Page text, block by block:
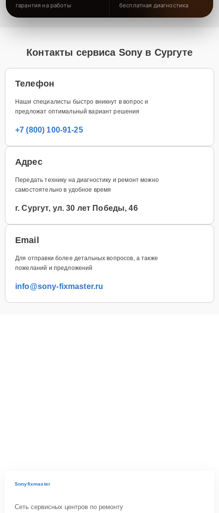
гарантия на работы бесплатная диагностика
Контакты сервиса Sony в Сургуте
Телефон
Наши специалисты быстро вникнут в вопрос и
предложат оптимальный вариант решения
+7 (800) 100-91-25
Адрес
Передать технику на диагностику и ремонт можно
самостоятельно в удобное время
г. Сургут, ул. 30 лет Победы, 46
Email
Для отправки более детальных вопросов, а также
пожеланий и предложений
info@sony-fixmaster.ru
Sonyfixmaster
Сеть сервисных центров по ремонту